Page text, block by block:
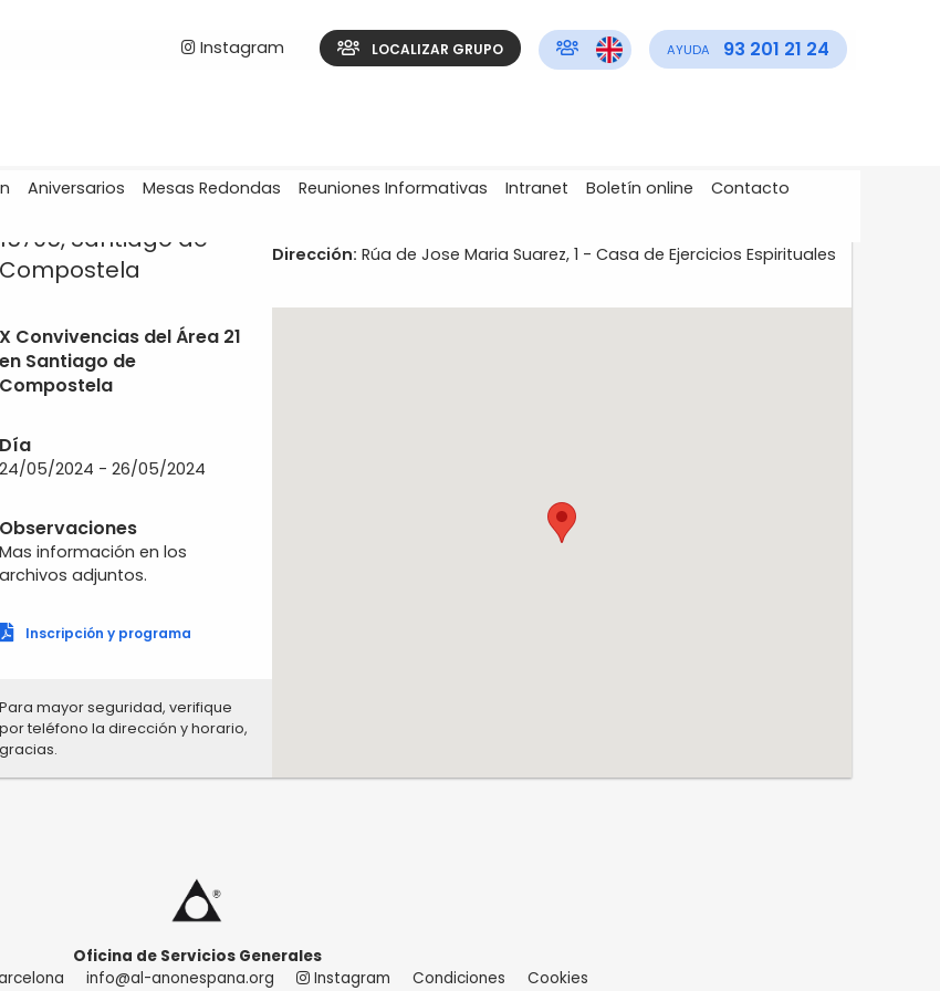
Instagram LOCALIZAR GRUPO AYUDA 93 201 21 24
Aniversarios Mesas Redondas Reuniones Informativas Intranet Boletín online Contacto
15705, Santiago de
Compostela
Dirección: Rúa de Jose Maria Suarez, 1 - Casa de Ejercicios Espirituales
X Convivencias del Área 21
en Santiago de
Compostela
Día
24/05/2024 - 26/05/2024
Observaciones
Mas información en los
archivos adjuntos.
Inscripción y programa
Para mayor seguridad, verifique
por teléfono la dirección y horario,
gracias.
Oficina de Servicios Generales
info@al-anonespana.org Instagram Condiciones Cookies